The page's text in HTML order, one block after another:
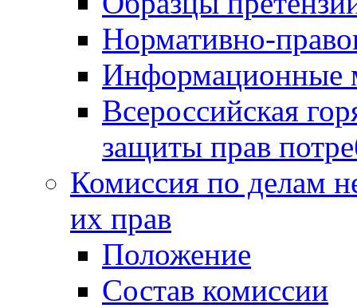
Нормативно-
Информационные
Всероссийская
защиты прав
Комиссия по делам
их прав
Положение
Состав комиссии